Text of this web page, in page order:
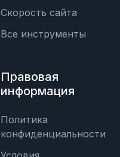
Скорость сайта
Все инструменты
Правовая
информация
Политика
конфиденциальности